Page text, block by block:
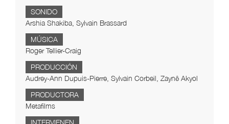
SONIDO
Arshia Shakiba, Sylvain Brassard
MÚSICA
Roger Tellier-Craig
PRODUCCIÓN
Audrey-Ann Dupuis-Pierre, Sylvain Corbeil, Zaynê Akyol
PRODUCTORA
Metafilms
INTERVIENEN